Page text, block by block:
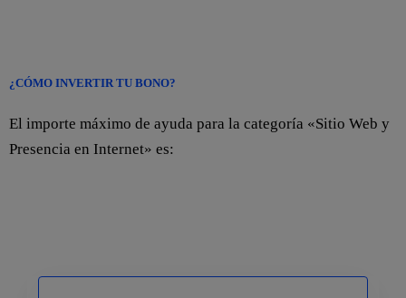
¿CÓMO INVERTIR TU BONO?
El importe máximo de ayuda para la categoría «Sitio Web y
Presencia en Internet» es: